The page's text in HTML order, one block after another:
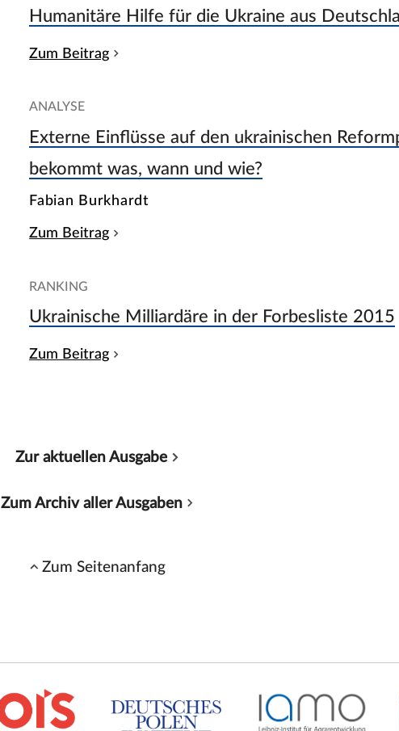
Humanitäre Hilfe für die Ukraine aus
Zum Beitrag
ANALYSE
Externe Einflüsse auf den ukrainischen
bekommt was, wann und wie?
Fabian Burkhardt
Zum Beitrag
RANKING
Ukrainische Milliardäre in der Forbesliste 2015
Zum Beitrag
Zur aktuellen Ausgabe
Zum Archiv aller Ausgaben
Zum Seitenanfang